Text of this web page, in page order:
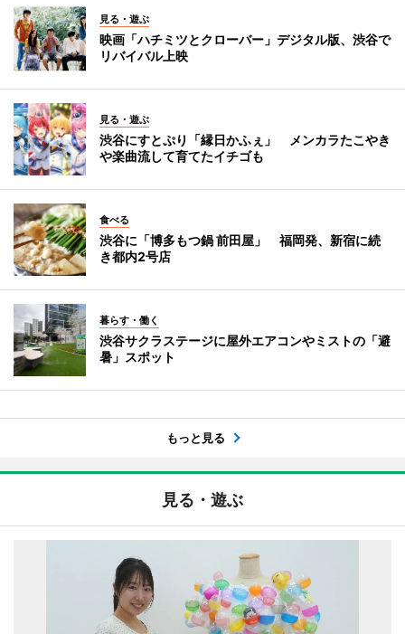
見る・遊ぶ
映画「ハチミツとクローバー」デジタル版、渋谷で
リバイバル上映
見る・遊ぶ
渋谷にすとぷり「縁日かふぇ」 メンカラたこやき
や楽曲流して育てたイチゴも
食べる
渋谷に「博多もつ鍋 前田屋」 福岡発、新宿に続
き都内2号店
暮らす・働く
渋谷サクラステージに屋外エアコンやミストの「避
暑」スポット
もっと見る
見る・遊ぶ